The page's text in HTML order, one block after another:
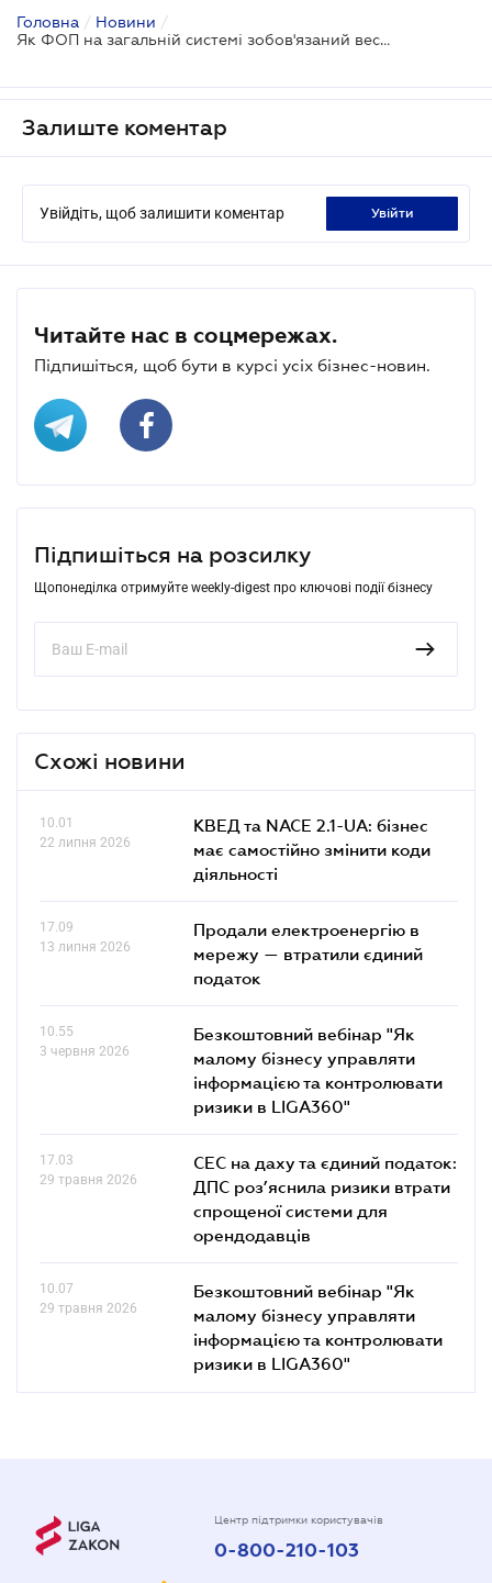
Головна / Новини /
Як ФОП на загальній системі зобов'язаний вести облік доходів і витрат
Залиште коментар
Увійдіть, щоб залишити коментар увійти
Читайте нас в соцмережах.
Підпишіться, щоб бути в курсі усіх бізнес-новин.
Підпишіться на розсилку
Щопонеділка отримуйте weekly-digest про ключові події бізнесу
Схожі новини
10.01
22 липня 2026
КВЕД та NACE 2.1-UA: бізнес
має самостійно змінити коди
діяльності
17.09
13 липня 2026
Продали електроенергію в
мережу — втратили єдиний
податок
10.55
3 червня 2026
Безкоштовний вебінар "Як
малому бізнесу управляти
інформацією та контролювати
ризики в LIGA360"
17.03
29 травня 2026
СЕС на даху та єдиний податок:
ДПС роз’яснила ризики втрати
спрощеної системи для
орендодавців
10.07
29 травня 2026
Безкоштовний вебінар "Як
малому бізнесу управляти
інформацією та контролювати
ризики в LIGA360"
Центр підтримки користувачів
0-800-210-103